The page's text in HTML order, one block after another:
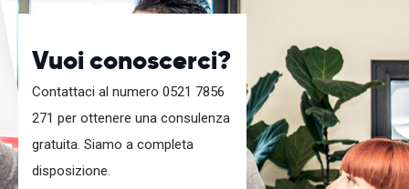
Vuoi conoscerci?
Contattaci al numero 0521 7856
271 per ottenere una consulenza
gratuita. Siamo a completa
disposizione.